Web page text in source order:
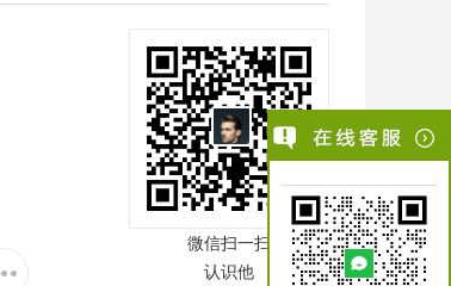
微信扫一扫
认识他